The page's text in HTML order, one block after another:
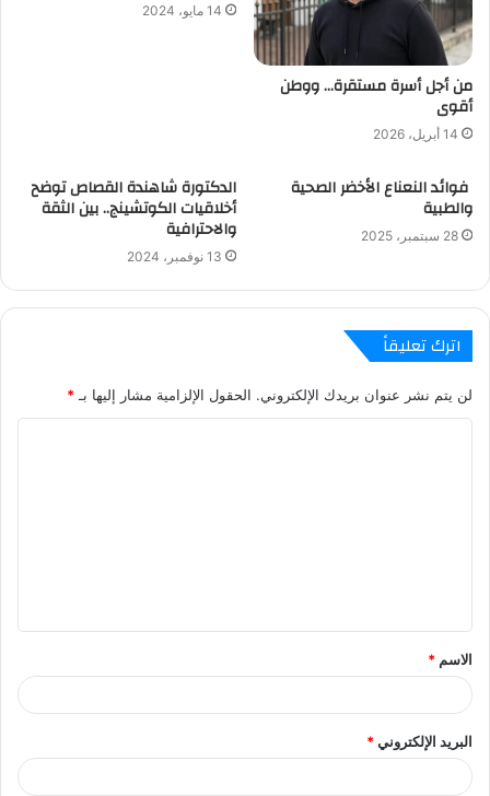
من أجل أسرة مستقرة… ووطن
أقوى
14 أبريل، 2026
14 مايو، 2024
فوائد النعناع الأخضر الصحية
والطبية
28 سبتمبر، 2025
الدكتورة شاهندة القصاص توضح
أخلاقيات الكوتشينج.. بين الثقة
والاحترافية
13 نوفمبر، 2024
اترك تعليقاً
لن يتم نشر عنوان بريدك الإلكتروني. الحقول الإلزامية مشار إليها بـ*
ق
*
الاسم *
البريد الإلكتروني*